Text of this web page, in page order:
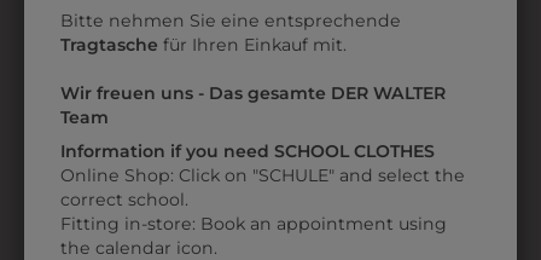
€ 59,90
€ 69,90
ZULETZT ANGESEHEN
Bitte nehmen Sie eine entsprechende
Tragtasche für Ihren Einkauf mit.
Wir freuen uns - Das gesamte DER WALTER
Team
Information if you need SCHOOL CLOTHES
Online Shop: Click on "SCHULE" and select the
correct school.
Fitting in-store: Book an appointment using
the calendar icon.